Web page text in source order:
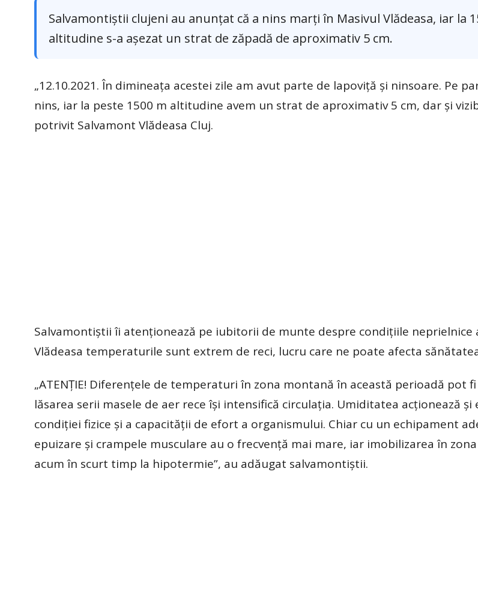
Salvamontiștii clujeni au anunțat că a nins marți în Masivul Vlădeasa, iar la
altitudine s-a așezat un strat de zăpadă de aproximativ 5 cm.
„12.10.2021. În dimineața acestei zile am avut parte de lapoviță și ninsoare. Pe
nins, iar la peste 1500 m altitudine avem un strat de aproximativ 5 cm, dar și
potrivit Salvamont Vlădeasa Cluj.
Salvamontiștii îi atenționează pe iubitorii de munte despre condițiile neprielnice
Vlădeasa temperaturile sunt extrem de reci, lucru care ne poate afecta
„ATENȚIE! Diferențele de temperaturi în zona montană în această perioadă pot
lăsarea serii masele de aer rece își intensifică circulația. Umiditatea acționează și
condiției fizice și a capacității de efort a organismului. Chiar cu un echipament
epuizare și crampele musculare au o frecvență mai mare, iar imobilizarea în
acum în scurt timp la hipotermie”, au adăugat salvamontiștii.